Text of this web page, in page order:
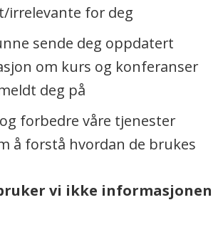
irrelevante for deg
sende deg oppdatert
om kurs og konferanser
deg på
forbedre våre tjenester
å forstå hvordan de brukes
vi ikke informasjonen